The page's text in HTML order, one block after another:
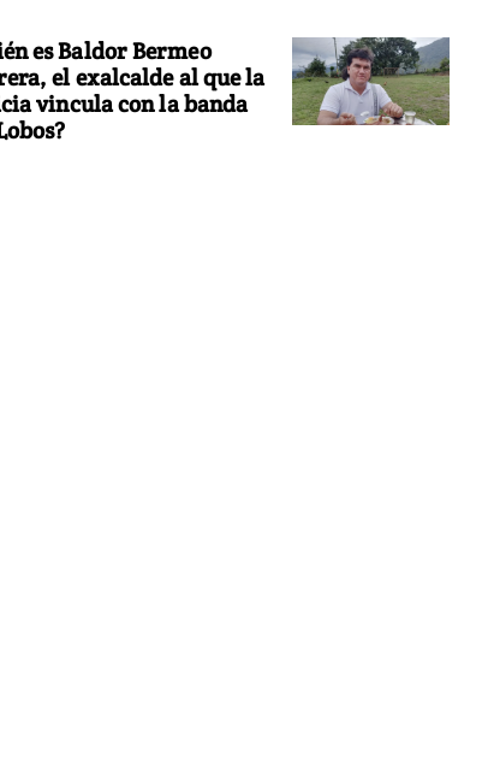
es Baldor Bermeo
el exalcalde al que la
vincula con la banda